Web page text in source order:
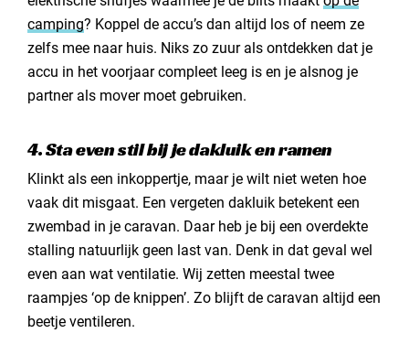
camping? Koppel de accu’s dan altijd los of neem ze
zelfs mee naar huis. Niks zo zuur als ontdekken dat je
accu in het voorjaar compleet leeg is en je alsnog je
partner als mover moet gebruiken.
4. Sta even stil bij je dakluik en ramen
Klinkt als een inkoppertje, maar je wilt niet weten hoe
vaak dit misgaat. Een vergeten dakluik betekent een
zwembad in je caravan. Daar heb je bij een overdekte
stalling natuurlijk geen last van. Denk in dat geval wel
even aan wat ventilatie. Wij zetten meestal twee
raampjes ‘op de knippen’. Zo blijft de caravan altijd een
beetje ventileren.